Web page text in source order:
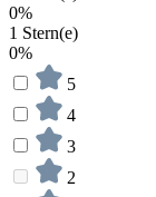
0%
1 Stern(e)
0%
5
4
3
2